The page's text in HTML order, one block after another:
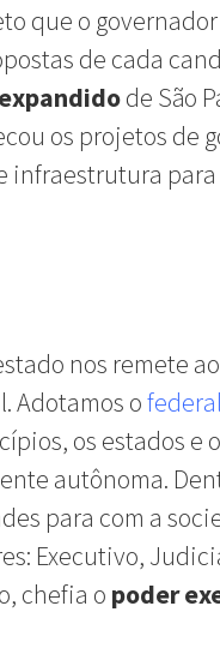
que o
de cada
de São
os projetos de
para
nos remete
Adotamos o
os estados e
autônoma.
para com a
Executivo,
chefia o poder